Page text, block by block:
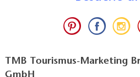
TMB Tourismus-Marketing
GmbH